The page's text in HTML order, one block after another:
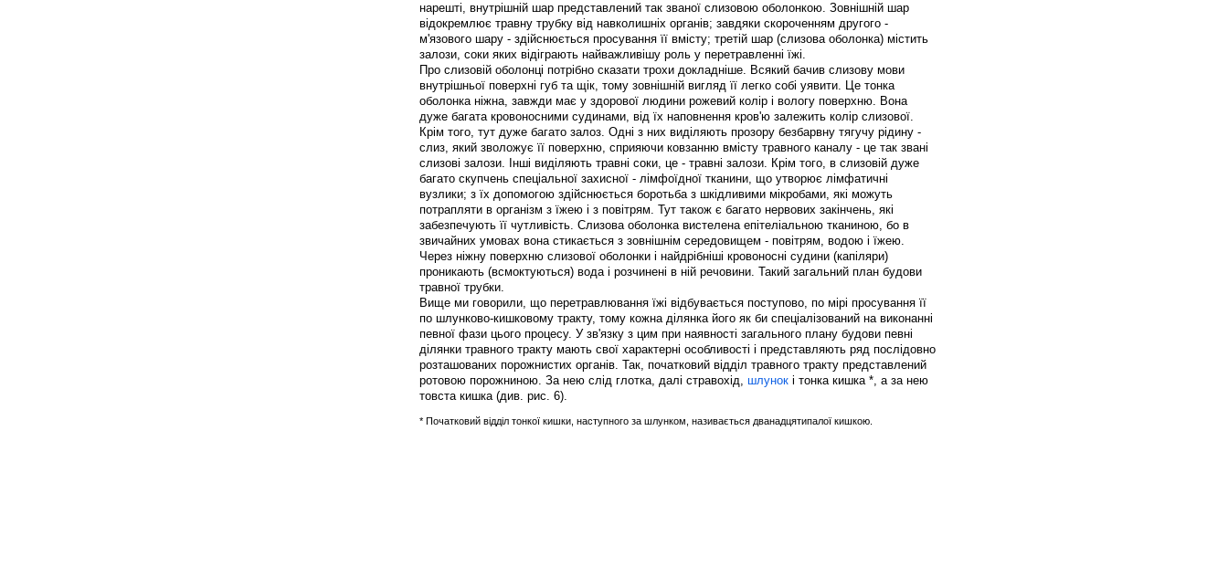
нарешті, внутрішній шар представлений так званої слизовою оболонкою. Зовнішній шар
відокремлює травну трубку від навколишніх органів; завдяки скороченням другого -
м'язового шару - здійснюється просування її вмісту; третій шар (слизова оболонка) містить
залози, соки яких відіграють найважливішу роль у перетравленні їжі.
Про слизовій оболонці потрібно сказати трохи докладніше. Всякий бачив слизову мови
внутрішньої поверхні губ та щік, тому зовнішній вигляд її легко собі уявити. Це тонка
оболонка ніжна, завжди має у здорової людини рожевий колір і вологу поверхню. Вона
дуже багата кровоносними судинами, від їх наповнення кров'ю залежить колір слизової.
Крім того, тут дуже багато залоз. Одні з них виділяють прозору безбарвну тягучу рідину -
слиз, який зволожує її поверхню, сприяючи ковзанню вмісту травного каналу - це так звані
слизові залози. Інші виділяють травні соки, це - травні залози. Крім того, в слизовій дуже
багато скупчень спеціальної захисної - лімфоїдної тканини, що утворює лімфатичні
вузлики; з їх допомогою здійснюється боротьба з шкідливими мікробами, які можуть
потрапляти в організм з їжею і з повітрям. Тут також є багато нервових закінчень, які
забезпечують її чутливість. Слизова оболонка вистелена епітеліальною тканиною, бо в
звичайних умовах вона стикається з зовнішнім середовищем - повітрям, водою і їжею.
Через ніжну поверхню слизової оболонки і найдрібніші кровоносні судини (капіляри)
проникають (всмоктуються) вода і розчинені в ній речовини. Такий загальний план будови
травної трубки.
Вище ми говорили, що перетравлювання їжі відбувається поступово, по мірі просування її
по шлунково-кишковому тракту, тому кожна ділянка його як би спеціалізований на виконанні
певної фази цього процесу. У зв'язку з цим при наявності загального плану будови певні
ділянки травного тракту мають свої характерні особливості і представляють ряд послідовно
розташованих порожнистих органів. Так, початковий відділ травного тракту представлений
ротовою порожниною. За нею слід глотка, далі стравохід, шлунок і тонка кишка *, а за нею
товста кишка (див. рис. 6).
* Початковий відділ тонкої кишки, наступного за шлунком, називається дванадцятипалої кишкою.